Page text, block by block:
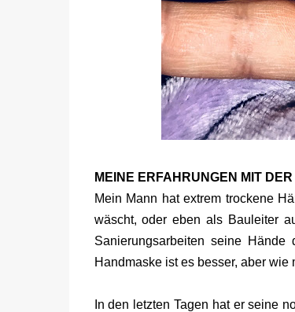
MEINE ERFAHRUNGEN MIT
Mein Mann hat extrem trockene
wäscht, oder eben als Bauleiter
Sanierungsarbeiten seine
Handmaske ist es besser, aber
In den letzten Tagen hat er seine